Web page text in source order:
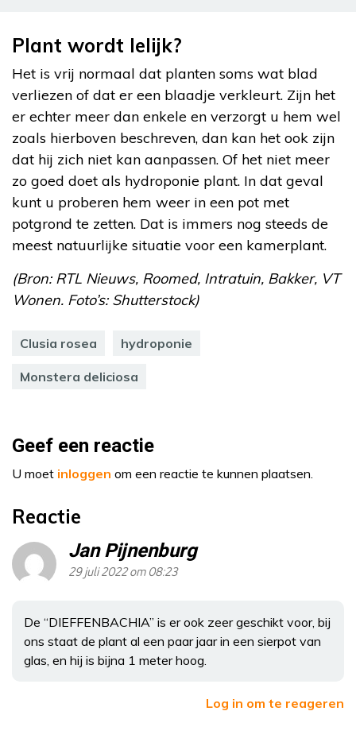
Plant wordt lelijk?
Het is vrij normaal dat planten soms wat blad
verliezen of dat er een blaadje verkleurt. Zijn het
er echter meer dan enkele en verzorgt u hem wel
zoals hierboven beschreven, dan kan het ook zijn
dat hij zich niet kan aanpassen. Of het niet meer
zo goed doet als hydroponie plant. In dat geval
kunt u proberen hem weer in een pot met
potgrond te zetten. Dat is immers nog steeds de
meest natuurlijke situatie voor een kamerplant.
(Bron: RTL Nieuws, Roomed, Intratuin, Bakker, VT
Wonen. Foto’s: Shutterstock)
Clusia rosea hydroponie
Monstera deliciosa
Geef een reactie
U moet inloggen om een reactie te kunnen plaatsen.
Reactie
Jan Pijnenburg
29 juli 2022 om 08:23
De “DIEFFENBACHIA” is er ook zeer geschikt voor, bij
ons staat de plant al een paar jaar in een sierpot van
glas, en hij is bijna 1 meter hoog.
Log in om te reageren